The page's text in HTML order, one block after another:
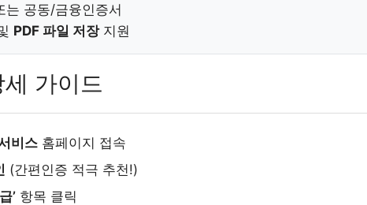
는 공동/금융인증서
PDF 파일 저장지원
가이드
비스 홈페이지 접속
(간편인증 적극 추천!)
’ 항목 클릭